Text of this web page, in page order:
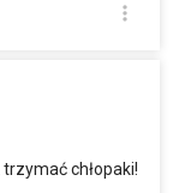
chłopaki!